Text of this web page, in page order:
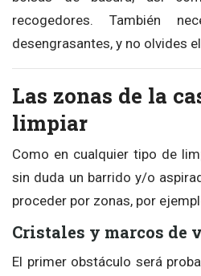
recogedores. También
desengrasantes, y no olvides
Las zonas de la
limpiar
Como en cualquier tipo de
sin duda un barrido y/o
proceder por zonas, por
Cristales y marcos de
El primer obstáculo será